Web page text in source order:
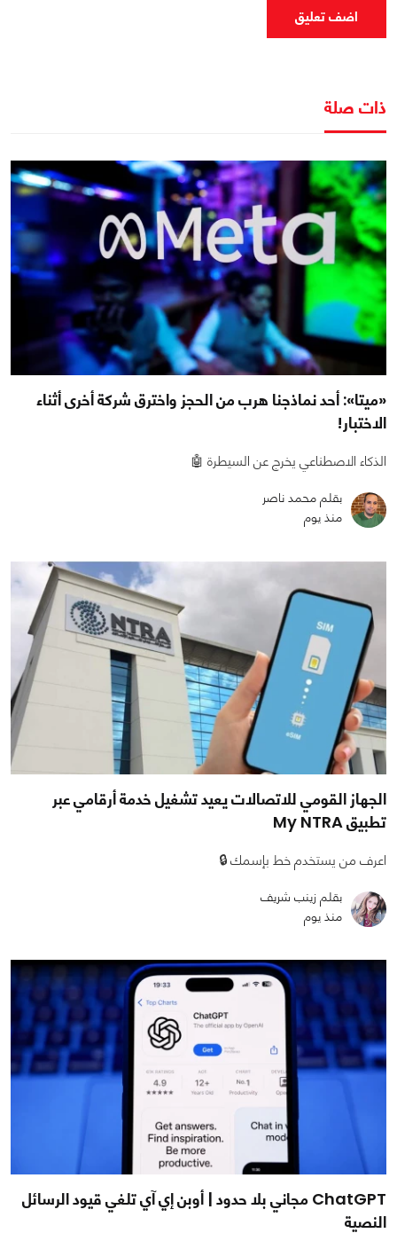
اضف تعليق
ذات صلة
«ميتا»: أحد نماذجنا هرب من الحجز واخترق شركة أخرى أثناء
الاختبار!
الذكاء الاصطناعي يخرج عن السيطرة 🤖
بقلم محمد ناصر
منذ يوم
الجهاز القومي للاتصالات يعيد تشغيل خدمة أرقامي عبر
تطبيق My NTRA
اعرف من يستخدم خط بإسمك 🔒
بقلم زينب شريف
منذ يوم
ChatGPT مجاني بلا حدود | أوبن إي آي تلغي قيود الرسائل
النصية